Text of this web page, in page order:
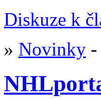
Diskuze k
» Novinky -